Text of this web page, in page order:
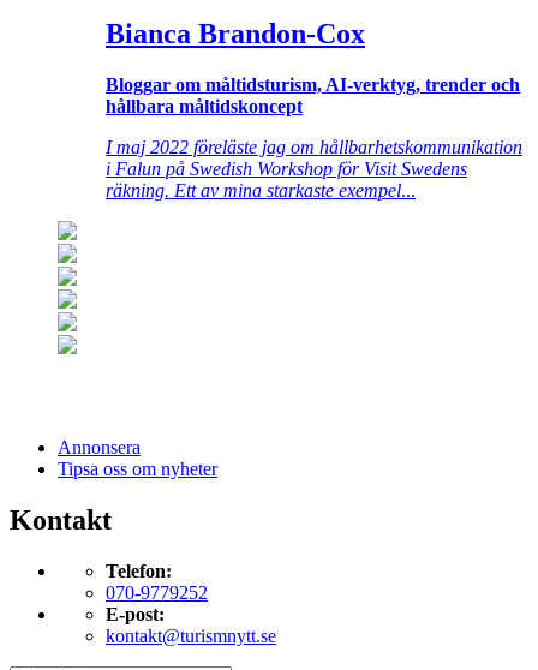
Bianca Brandon-Cox
Bloggar om måltidsturism, AI-verktyg, trender och
hållbara måltidskoncept
I maj 2022 föreläste jag om hållbarhetskommunikation
i Falun på Swedish Workshop för Visit Swedens
räkning. Ett av mina starkaste exempel...
Annonsera
Tipsa oss om nyheter
Kontakt
Telefon:
070-9779252
E-post:
kontakt@turismnytt.se